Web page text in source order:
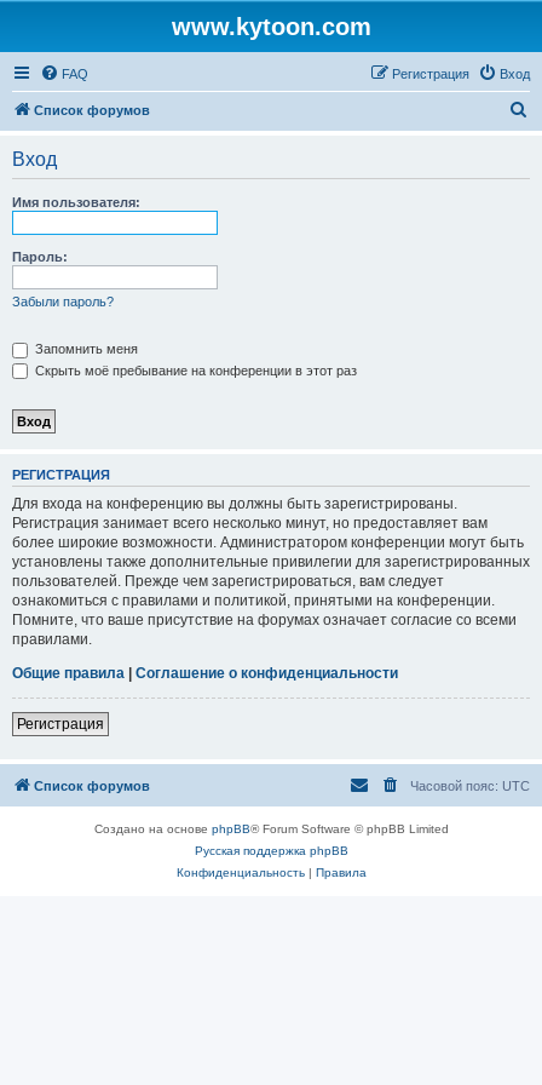
www.kytoon.com
FAQ Вход
Регистрация
Список форумов
Вход
Имя пользователя:
Пароль:
Забыли пароль?
Запомнить меня
Скрыть моё пребывание на конференции в этот раз
РЕГИСТРАЦИЯ
Для входа на конференцию вы должны быть зарегистрированы.
Регистрация занимает всего несколько минут, но предоставляет вам
более широкие возможности. Администратором конференции могут быть
установлены также дополнительные привилегии для зарегистрированных
пользователей. Прежде чем зарегистрироваться, вам следует
ознакомиться с правилами и политикой, принятыми на конференции.
Помните, что ваше присутствие на форумах означает согласие со всеми
правилами.
Общие правила | Соглашение о конфиденциальности
Регистрация
Список форумов Часовой пояс: UTC
Создано на основе phpBB® Forum Software © phpBB Limited
Русская поддержка phpBB
Конфиденциальность| Правила